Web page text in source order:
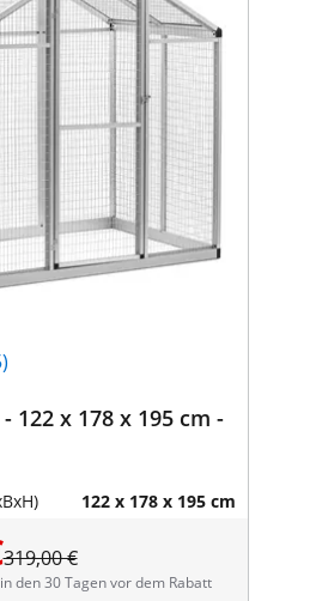
122 x 178 x 195 cm -
122 x 178 x 195 cm
319,00 €
den 30 Tagen vor dem Rabatt